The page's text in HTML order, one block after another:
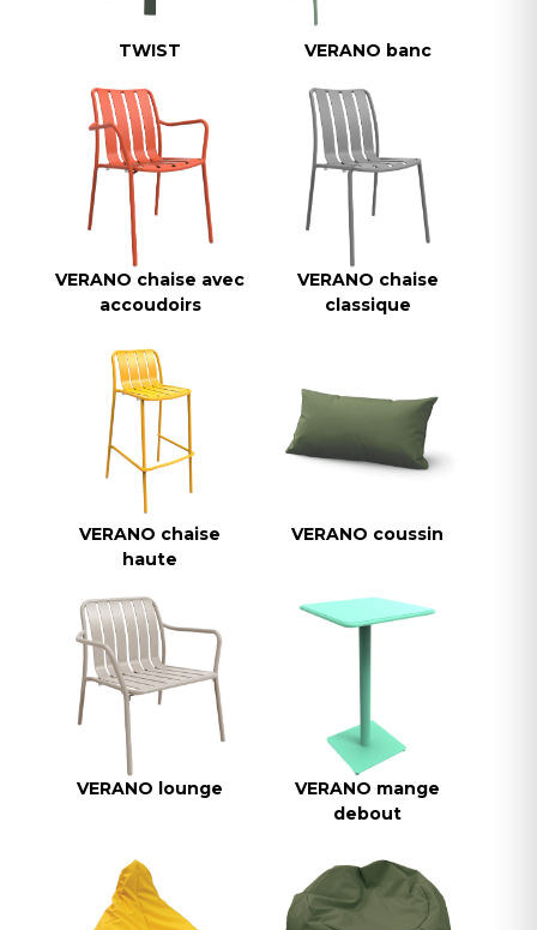
TWIST VERANO banc
VERANO chaise avec
accoudoirs
VERANO chaise
classique
VERANO chaise
haute
VERANO coussin
VERANO lounge
VERANO mange
debout